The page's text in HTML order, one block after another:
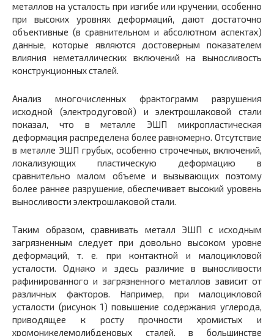
металлов на усталость при изгибе или кручении, особенно
при высоких уровнях деформаций, дают достаточно
объективные (в сравнительном и абсолютном аспектах)
данные, которые являются достоверным показателем
влияния неметаллических включений на выносливость
конструкционных сталей.
Анализ многочисленных фрактограмм разрушения
исходной (электродуговой) и электрошлаковой стали
показал, что в металле ЭШП микропластическая
деформация распределена более равномерно. Отсутствие
в металле ЭШП грубых, особенно строчечных, включений,
локализующих пластическую деформацию в
сравнительно малом объеме и вызывающих поэтому
более раннее разрушение, обеспечивает высокий уровень
выносливости электрошлаковой стали.
Таким образом, сравнивать металл ЭШП с исходным
загрязненным следует при довольно высоком уровне
деформаций, т. е. при контактной и малоцикловой
усталости. Однако и здесь различие в выносливости
рафинированного и загрязненного металлов зависит от
различных факторов. Например, при малоцикловой
усталости (рисунок 1) повышение содержания углерода,
приводящее к росту прочности хромистых и
хромоникелемолибденовых сталей, в большинстве